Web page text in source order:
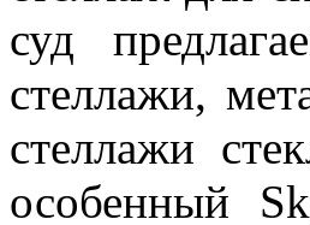
суд
стеллажи,
стеллажи
особенный